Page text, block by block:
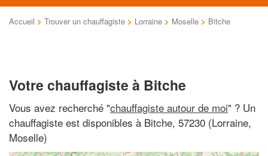
Accueil > Trouver un chauffagiste > Lorraine > Moselle > Bitche
Votre chauffagiste à Bitche
Vous avez recherché "chauffagiste autour de moi" ? Un
chauffagiste est disponibles à Bitche, 57230 (Lorraine,
Moselle)